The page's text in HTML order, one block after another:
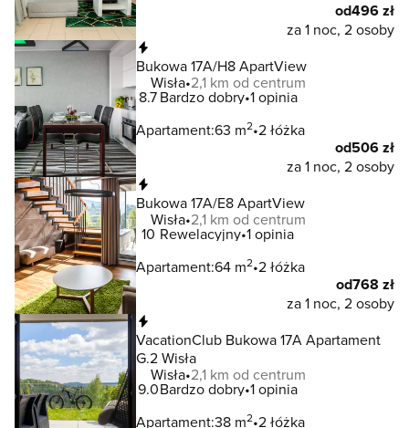
od496 zł
za 1 noc, 2 osoby
Bukowa 17A/H8 ApartView
Wisła 2,1 km od centrum
8.7Bardzo dobry 1 opinia
Apartament:63 m2 2 łóżka
od506 zł
za 1 noc, 2 osoby
Bukowa 17A/E8 ApartView
Wisła 2,1 km od centrum
10 Rewelacyjny 1 opinia
Apartament:64 m2 2 łóżka
od768 zł
za 1 noc, 2 osoby
VacationClub Bukowa 17A Apartament
G.2 Wisła
Wisła 2,1 km od centrum
9.0Bardzo dobry 1 opinia
Apartament:38 m2 2 łóżka